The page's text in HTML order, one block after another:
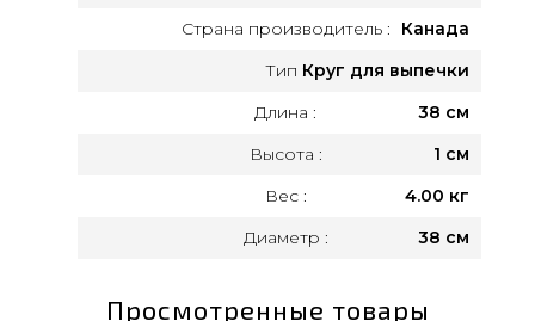
Страна производитель :
Канада
Тип :Круг для выпечки
Длина :
38 см
Высота :
1 см
Вес :
4.00 кг
Диаметр :
38 см
Просмотренные товары